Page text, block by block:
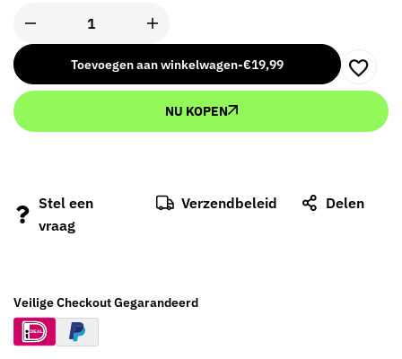
Toevoegen aan winkelwagen-€19,99
NU KOPEN
Stel een
vraag
Verzendbeleid Delen
Veilige Checkout Gegarandeerd